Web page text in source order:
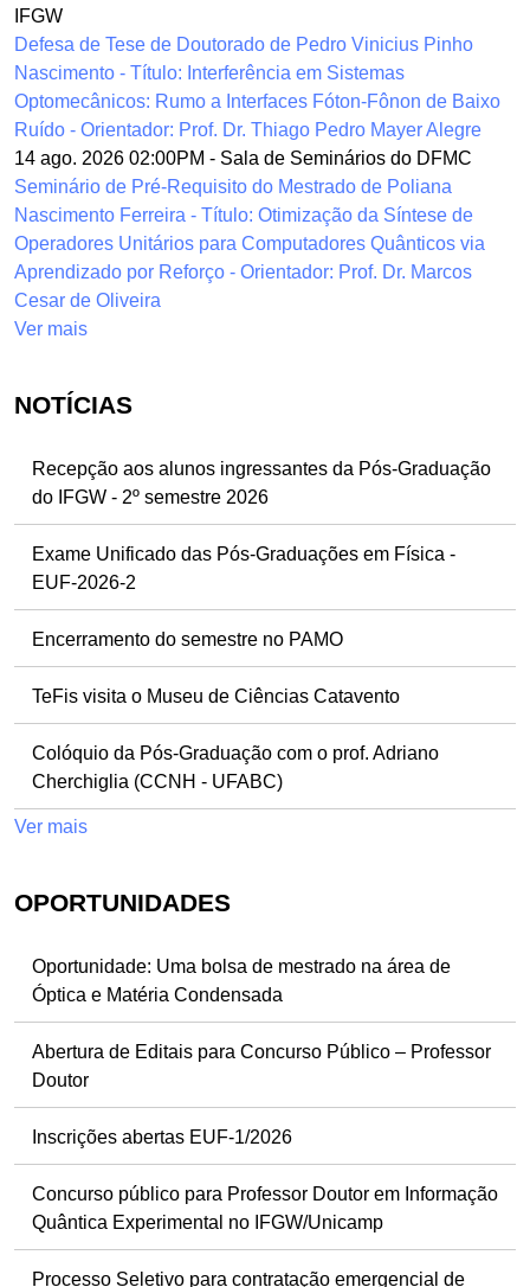
IFGW
Defesa de Tese de Doutorado de Pedro Vinicius Pinho
Nascimento - Título: Interferência em Sistemas
Optomecânicos: Rumo a Interfaces Fóton-Fônon de Baixo
Ruído - Orientador: Prof. Dr. Thiago Pedro Mayer Alegre
14 ago. 2026 02:00PM - Sala de Seminários do DFMC
Seminário de Pré-Requisito do Mestrado de Poliana
Nascimento Ferreira - Título: Otimização da Síntese de
Operadores Unitários para Computadores Quânticos via
Aprendizado por Reforço - Orientador: Prof. Dr. Marcos
Cesar de Oliveira
Ver mais
NOTÍCIAS
Recepção aos alunos ingressantes da Pós-Graduação
do IFGW - 2º semestre 2026
Exame Unificado das Pós-Graduações em Física -
EUF-2026-2
Encerramento do semestre no PAMO
TeFis visita o Museu de Ciências Catavento
Colóquio da Pós-Graduação com o prof. Adriano
Cherchiglia (CCNH - UFABC)
Ver mais
OPORTUNIDADES
Oportunidade: Uma bolsa de mestrado na área de
Óptica e Matéria Condensada
Abertura de Editais para Concurso Público – Professor
Doutor
Inscrições abertas EUF-1/2026
Concurso público para Professor Doutor em Informação
Quântica Experimental no IFGW/Unicamp
Processo Seletivo para contratação emergencial de